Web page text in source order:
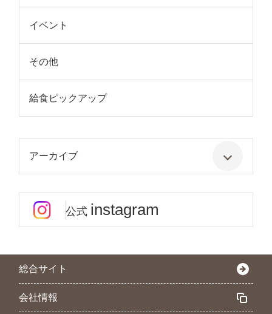
イベント
その他
給食ピックアップ
アーカイブ
公式 instagram
総合サイト
会社情報